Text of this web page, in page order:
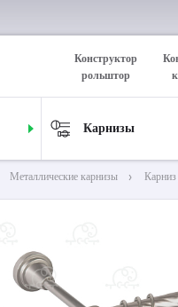
Конструктор
рольштор
Карнизы
Металлические карнизы